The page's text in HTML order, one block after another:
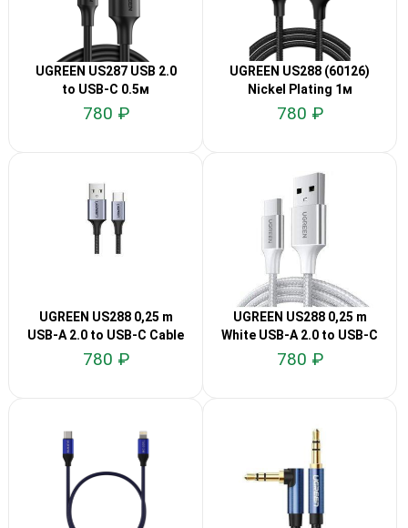
UGREEN US287 USB 2.0
to USB-C 0.5м
780 ₽
UGREEN US288 (60126)
Nickel Plating 1м
780 ₽
UGREEN US288 0,25 m
USB-A 2.0 to USB-C Cable
780 ₽
UGREEN US288 0,25 m
White USB-A 2.0 to USB-C
Cable
780 ₽